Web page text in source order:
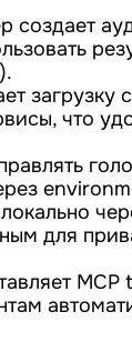
создает
загрузку
что
для